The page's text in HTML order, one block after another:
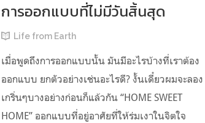
การออกแบบที่ไม่มีวันสิ้นสุด
Life from Earth
เมื่อพูดถึงการออกแบบนั้น มันมีอะไรบ้างที่เราต้อง
ออกแบบ ยกตัวอย่างเช่นอะไรดี? งั้นเดี๋ยวผมจะลอง
เกริ่นๆบางอย่างก่อนก็แล้วกัน “HOME SWEET
HOME” ออกแบบที่อยู่อาศัยที่ให้ร่มเงาในจิตใจ